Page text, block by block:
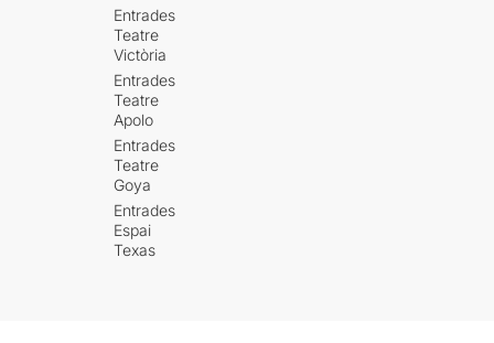
Entrades
Teatre
Victòria
Entrades
Teatre
Apolo
Entrades
Teatre
Goya
Entrades
Espai
Texas